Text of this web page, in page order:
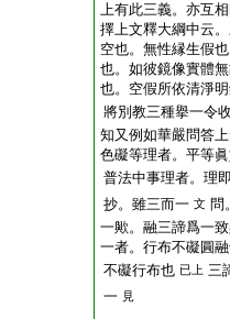
上有此三義。亦互
擇上文釋大綱中云
空也。無性縁生假
也。如彼鏡像實體
也。空假所依清淨
將別教三種擧一令
知又例如華嚴問答
色礙等理者。平等
普法中事理者。理
抄。雖三而一 文 問
一歟。融三諦爲一
一者。行布不礙圓
不礙行布也 已上 三
一 見